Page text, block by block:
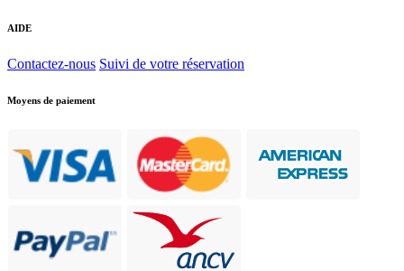
AIDE
Contactez-nous Suivi de votre réservation
Moyens de paiement